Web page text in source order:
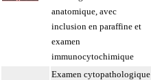
anatomique, avec
inclusion en paraffine et
examen
immunocytochimique
Examen cytopathologique